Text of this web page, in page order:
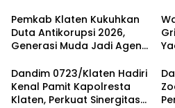
Ketersediaan Stok Darah
Pemkab Klaten Kukuhkan
Duta Antikorupsi 2026,
Generasi Muda Jadi Agen
Dandim 0723/Klaten Hadiri
Kenal Pamit Kapolresta
Klaten, Perkuat Sinergitas